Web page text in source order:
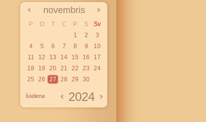
novembris
P O T C P S
Sv
1
2
3
4
5 6 7 8 9
10
11
12 13 14 15 16
17
18
19 20 21 22 23
24
25
26 27 28 29 30
šodiena 2024